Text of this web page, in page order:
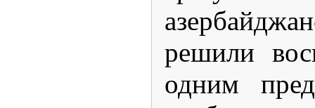
решили
одним